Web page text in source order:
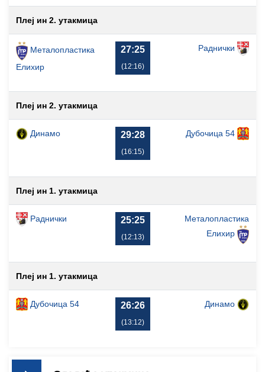
Плеј ин 2. утакмица
Металопластика
Елиxир
27:25
(12:16)
Раднички
Плеј ин 2. утакмица
Динамо 29:28
(16:15)
Дубочица 54
Плеј ин 1. утакмица
Раднички 25:25
(12:13)
Металопластика
Елиxир
Плеј ин 1. утакмица
Дубочица 54 26:26
(13:12)
Динамо